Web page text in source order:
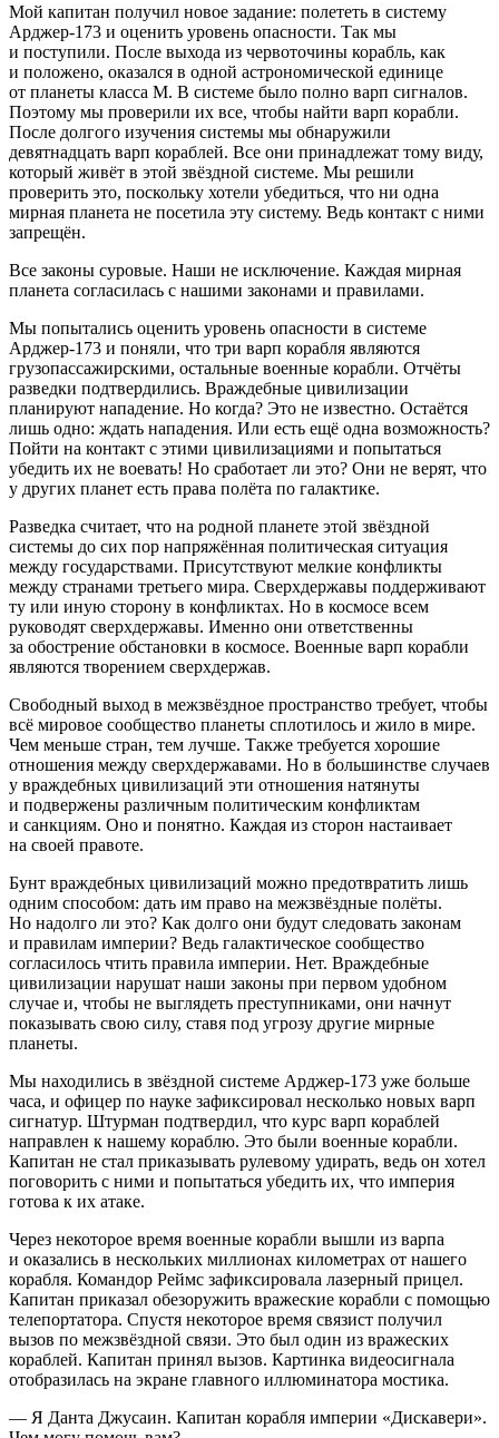
Мой капитан получил новое задание: полететь в систему
Арджер-173 и оценить уровень опасности. Так мы
и поступили. После выхода из червоточины корабль, как
и положено, оказался в одной астрономической единице
от планеты класса М. В системе было полно варп сигналов.
Поэтому мы проверили их все, чтобы найти варп корабли.
После долгого изучения системы мы обнаружили
девятнадцать варп кораблей. Все они принадлежат тому виду,
который живёт в этой звёздной системе. Мы решили
проверить это, поскольку хотели убедиться, что ни одна
мирная планета не посетила эту систему. Ведь контакт с ними
запрещён.
Все законы суровые. Наши не исключение. Каждая мирная
планета согласилась с нашими законами и правилами.
Мы попытались оценить уровень опасности в системе
Арджер-173 и поняли, что три варп корабля являются
грузопассажирскими, остальные военные корабли. Отчёты
разведки подтвердились. Враждебные цивилизации
планируют нападение. Но когда? Это не известно. Остаётся
лишь одно: ждать нападения. Или есть ещё одна возможность?
Пойти на контакт с этими цивилизациями и попытаться
убедить их не воевать! Но сработает ли это? Они не верят, что
у других планет есть права полёта по галактике.
Разведка считает, что на родной планете этой звёздной
системы до сих пор напряжённая политическая ситуация
между государствами. Присутствуют мелкие конфликты
между странами третьего мира. Сверхдержавы поддерживают
ту или иную сторону в конфликтах. Но в космосе всем
руководят сверхдержавы. Именно они ответственны
за обострение обстановки в космосе. Военные варп корабли
являются творением сверхдержав.
Свободный выход в межзвёздное пространство требует, чтобы
всё мировое сообщество планеты сплотилось и жило в мире.
Чем меньше стран, тем лучше. Также требуется хорошие
отношения между сверхдержавами. Но в большинстве случаев
у враждебных цивилизаций эти отношения натянуты
и подвержены различным политическим конфликтам
и санкциям. Оно и понятно. Каждая из сторон настаивает
на своей правоте.
Бунт враждебных цивилизаций можно предотвратить лишь
одним способом: дать им право на межзвёздные полёты.
Но надолго ли это? Как долго они будут следовать законам
и правилам империи? Ведь галактическое сообщество
согласилось чтить правила империи. Нет. Враждебные
цивилизации нарушат наши законы при первом удобном
случае и, чтобы не выглядеть преступниками, они начнут
показывать свою силу, ставя под угрозу другие мирные
планеты.
Мы находились в звёздной системе Арджер-173 уже больше
часа, и офицер по науке зафиксировал несколько новых варп
сигнатур. Штурман подтвердил, что курс варп кораблей
направлен к нашему кораблю. Это были военные корабли.
Капитан не стал приказывать рулевому удирать, ведь он хотел
поговорить с ними и попытаться убедить их, что империя
готова к их атаке.
Через некоторое время военные корабли вышли из варпа
и оказались в нескольких миллионах километрах от нашего
корабля. Командор Реймс зафиксировала лазерный прицел.
Капитан приказал обезоружить вражеские корабли с помощью
телепортатора. Спустя некоторое время связист получил
вызов по межзвёздной связи. Это был один из вражеских
кораблей. Капитан принял вызов. Картинка видеосигнала
отобразилась на экране главного иллюминатора мостика.
— Я Данта Джусаин. Капитан корабля империи «Дискавери».